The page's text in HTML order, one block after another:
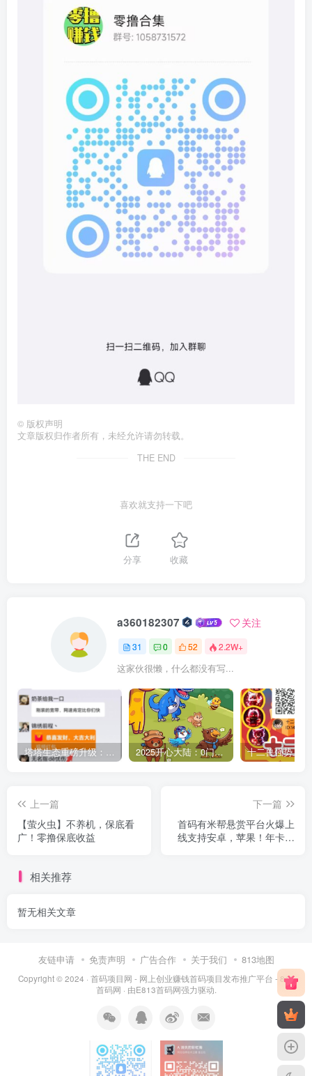
© 版权声明
文章版权归作者所有，未经允许请勿转载。
THE END
喜欢就支持一下吧
分享 收藏
a360182307 关注
31 0 52 2.2W+
这家伙很懒，什么都没有写...
2025开心大陆：0门槛轻松挂机，宠物产金，快速变现
上一篇
【萤火虫】不养机，保底看
广！零撸保底收益
下一篇
首码有米帮悬赏平台火爆上
线支持安卓，苹果！年卡免
相关推荐
暂无相关文章
友链申请 免责声明 广告合作 关于我们 813地图
Copyright © 2024 · 首码项目网 - 网上创业赚钱首码项目发布推广平台 - 813
首码网 · 由E813首码网强力驱动.